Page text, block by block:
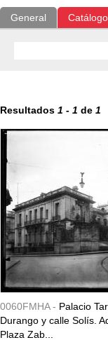
General
Resultados 1 - 1 de 1
0060FMHA - Palacio
Durango y calle Solís.
Plaza Zab...